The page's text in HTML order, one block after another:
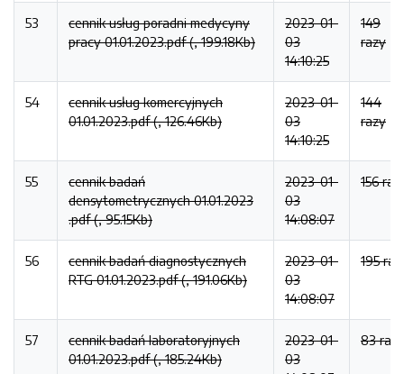
53
cennik usług poradni medycyny
pracy 01.01.2023.pdf (, 199.18Kb)
2023-01-
03
14:10:25
149
razy
54
cennik usług komercyjnych
01.01.2023.pdf (, 126.46Kb)
2023-01-
03
14:10:25
144
razy
55
cennik badań
densytometrycznych 01.01.2023
.pdf (, 95.15Kb)
2023-01-
03
14:08:07
156
56
cennik badań diagnostycznych
RTG 01.01.2023.pdf (, 191.06Kb)
2023-01-
03
14:08:07
195
57
cennik badań laboratoryjnych
01.01.2023.pdf (, 185.24Kb)
2023-01-
03
83 razy